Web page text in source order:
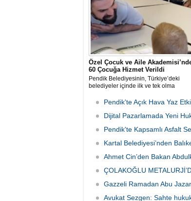
Özel Çocuk ve Aile
60 Çocuğa Hizmet Verildi
Pendik Belediyesinin, Türkiye’deki
belediyeler içinde ilk ve tek olma
Akademisi” programından ilk dönemde
60 özel çocuk yararlandı.
Pendik'te Açık Hava Yaz
Dijital Pazarlamada Yeni
Pendik'te Kapsamlı Asfalt
Kartal Belediyesi’nden
Ahmet Cin’den Bakan
ÇOLAKOĞLU
Gazzeli Ramadan Abu
Avukat Sezgen: Sahte hukuk